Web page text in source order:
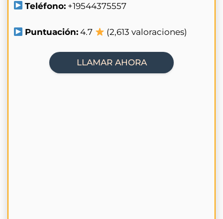
Teléfono: +19544375557
Puntuación: 4.7 (2,613 valoraciones)
LLAMAR AHORA